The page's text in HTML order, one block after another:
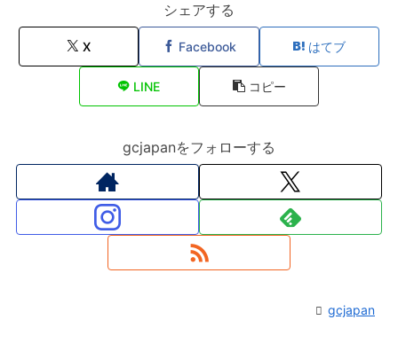
シェアする
X Facebook はてブ
LINE コピー
gcjapanをフォローする
gcjapan